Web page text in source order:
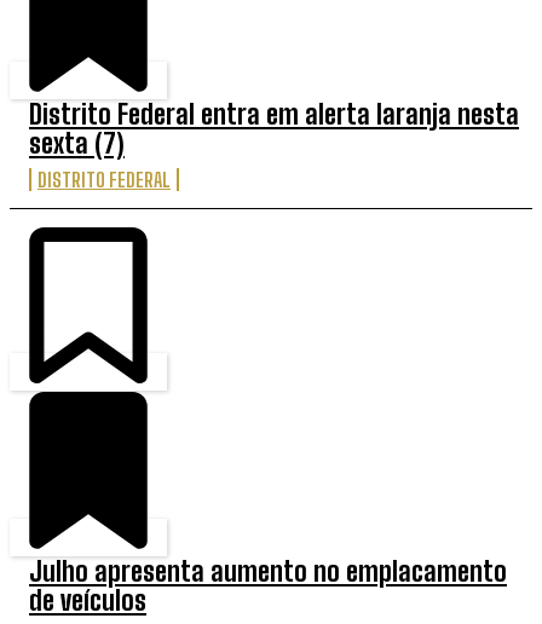
Distrito Federal entra em alerta laranja nesta
sexta (7)
DISTRITO FEDERAL
Julho apresenta aumento no emplacamento
de veículos